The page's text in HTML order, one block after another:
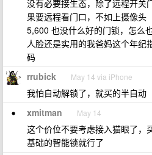
没有必要接生态，除了远程开关
果要远程看门口，不如上摄像头
5,600 也没什么好的门锁，怎么
人脸还是实用的我爸妈这个年纪
码
rrubick May 14 via iPhone
我怕自动解锁了，就买的半自动
xmitman May 14
这个价位不要考虑接入猫眼了，
基础的智能锁就行了